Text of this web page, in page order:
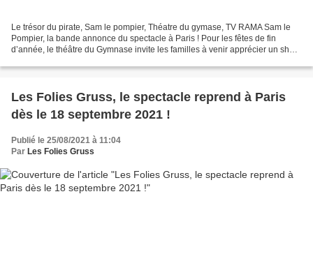
Le trésor du pirate, Sam le pompier, Théatre du gymase, TV RAMA Sam le
Pompier, la bande annonce du spectacle à Paris ! Pour les fêtes de fin
d’année, le théâtre du Gymnase invite les familles à venir apprécier un show
Les Folies Gruss, le spectacle reprend à Paris
dès le 18 septembre 2021 !
Publié le 25/08/2021 à 11:04
Par Les Folies Gruss